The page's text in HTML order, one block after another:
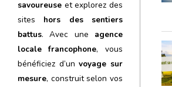
savoureuse et explorez des
sites hors des sentiers
battus. Avec une agence
locale francophone, vous
bénéficiez d’unvoyage sur
mesure, construit selon vos